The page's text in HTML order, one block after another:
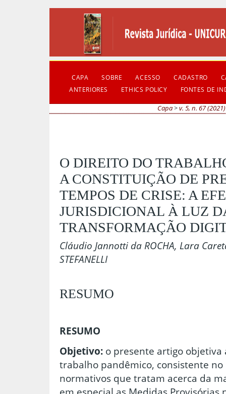
CAPA SOBRE ACESSO CADASTRO
ANTERIORES
ETHICS POLICY FONTES DE
Capa>v. 5, n. 67 (2021)
O DIREITO DO
A CONSTITUIÇÃO DE
TEMPOS DE CRISE: A
JURISDICIONAL À LUZ
TRANSFORMAÇÃO
Cláudio Jannotti da ROCHA, Lara
STEFANELLI
RESUMO
RESUMO
Objetivo: o presente artigo
trabalho pandêmico, consistente
normativos que tratam acerca da